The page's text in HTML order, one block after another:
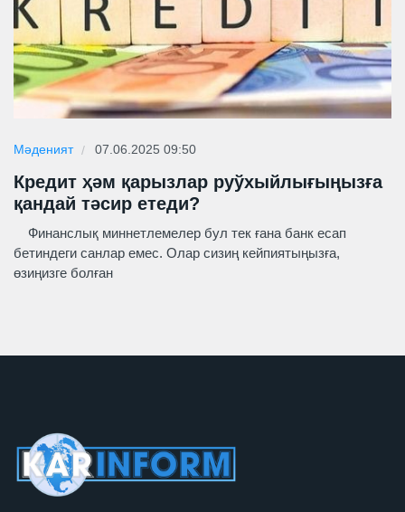
Мәденият 07.06.2025 09:50
Кредит ҳәм қарызлар руўхыйлығыңызға
қандай тәсир етеди?
Финанслық миннетлемелер бул тек ғана банк есап
бетиндеги санлар емес. Олар сизиң кейпиятыңызға,
өзиңизге болған